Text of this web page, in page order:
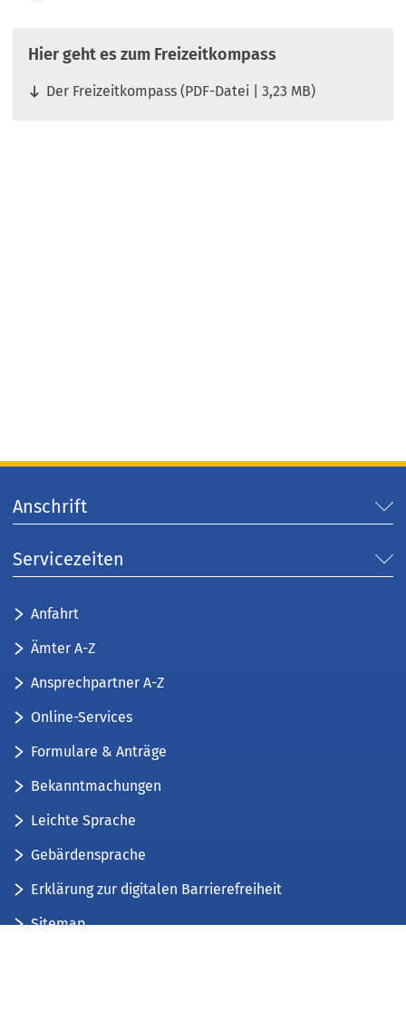
Hier geht es zum Freizeitkompass
Der Freizeitkompass PDF-Datei 3,23 MB
Anschrift
Servicezeiten
Anfahrt
Ämter A-Z
Ansprechpartner A-Z
Online-Services
Formulare & Anträge
Bekanntmachungen
Leichte Sprache
Gebärdensprache
Erklärung zur digitalen Barrierefreiheit
Sitemap